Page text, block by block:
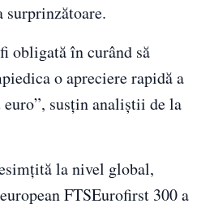
surprinzătoare.
obligată în curând să
o apreciere rapidă a
susţin analiştii de la
la nivel global,
FTSEurofirst 300 a